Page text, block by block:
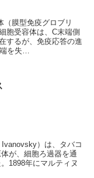
膜型免疫グロブリ
胞受容体は、C末端側
するが、免疫応答の進
端を失…
）は、タバコ
が、細胞ろ過器を通
1898年にマルティヌ